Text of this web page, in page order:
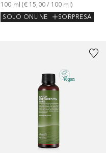
100 ml (€ 15,00 / 100 ml)
SOLO ONLINE
SORPRESA